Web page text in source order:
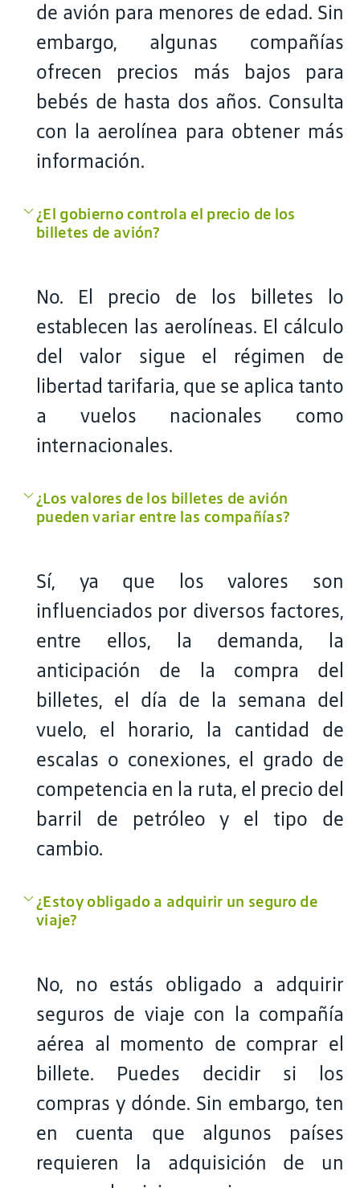
de avión para menores de edad. Sin
embargo, algunas compañías
ofrecen precios más bajos para
bebés de hasta dos años. Consulta
con la aerolínea para obtener más
información.
¿El gobierno controla el precio de los
billetes de avión?
No. El precio de los billetes lo
establecen las aerolíneas. El cálculo
del valor sigue el régimen de
libertad tarifaria, que se aplica tanto
a vuelos nacionales como
internacionales.
¿Los valores de los billetes de avión
pueden variar entre las compañías?
Sí, ya que los valores son
influenciados por diversos factores,
entre ellos, la demanda, la
anticipación de la compra del
billetes, el día de la semana del
vuelo, el horario, la cantidad de
escalas o conexiones, el grado de
competencia en la ruta, el precio del
barril de petróleo y el tipo de
cambio.
¿Estoy obligado a adquirir un seguro de
viaje?
No, no estás obligado a adquirir
seguros de viaje con la compañía
aérea al momento de comprar el
billete. Puedes decidir si los
compras y dónde. Sin embargo, ten
en cuenta que algunos países
requieren la adquisición de un